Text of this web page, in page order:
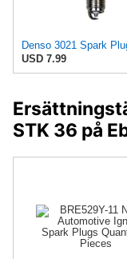
Denso 3021 Spark
USD 7.99
STK 36 på